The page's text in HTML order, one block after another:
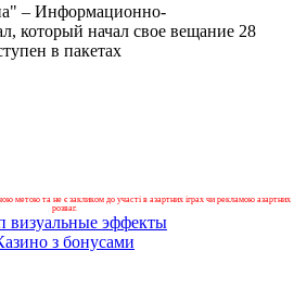
– Информационно-
который начал свое вещание 28
в пакетах
метою та не є закликом до участі в азартних іграх чи рекламою азартних
розваг.
з бонусами